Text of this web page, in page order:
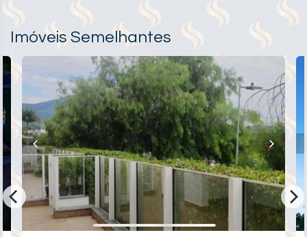
Imóveis Semelhantes